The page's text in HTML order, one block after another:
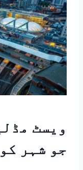
ویسٹ
جو شہر